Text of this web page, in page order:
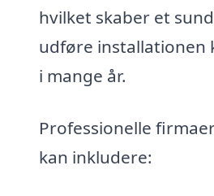
hvilket skaber et
udføre
i mange år.
Professionelle
kan inkludere: